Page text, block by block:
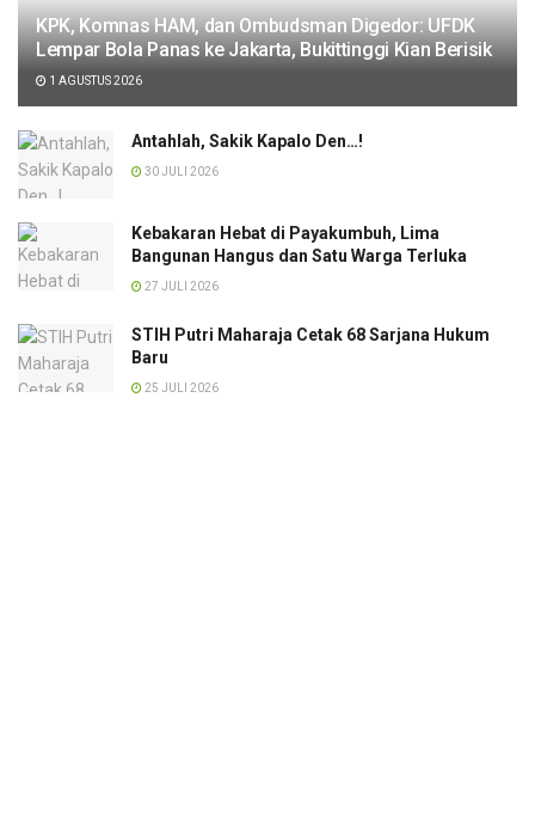
KPK, Komnas HAM, dan Ombudsman Digedor: UFDK
Lempar Bola Panas ke Jakarta, Bukittinggi Kian Berisik
1 AGUSTUS 2026
Antahlah, Sakik Kapalo Den…!
30 JULI 2026
Kebakaran Hebat di Payakumbuh, Lima
Bangunan Hangus dan Satu Warga Terluka
27 JULI 2026
STIH Putri Maharaja Cetak 68 Sarjana Hukum
Baru
25 JULI 2026